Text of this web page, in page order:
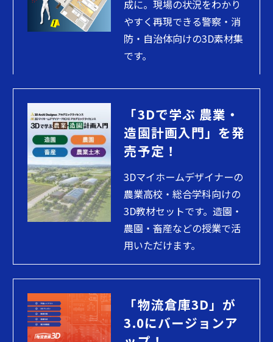
成に。現場の状況をわかり
やすく再現できる警察・消
防・自治体向けの3D素材集
です。
「3Dで学ぶ 農業・
造園計画入門」を発
売予定！
3Dマイホームデザイナーの
農業高校・総合学科向けの
3D教材セットです。造園・
農園・畜産などの授業で活
用いただけます。
「物流倉庫3D」が
3.0にバージョンア